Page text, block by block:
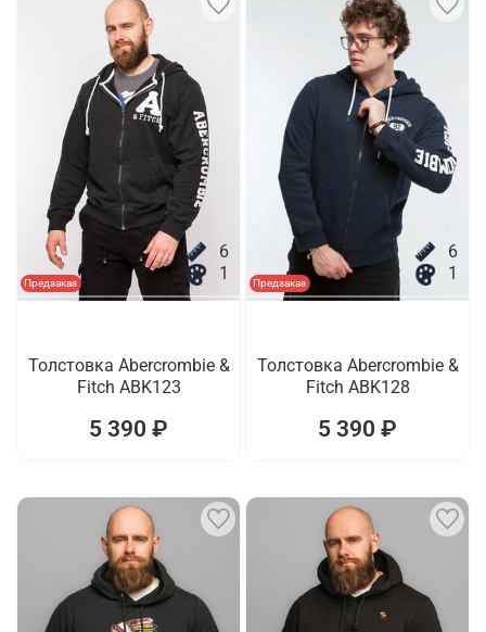
Предзаказ
6
1
Толстовка Abercrombie &
Fitch ABK123
5 390 ₽
Предзаказ
6
1
Толстовка Abercrombie &
Fitch ABK128
5 390 ₽